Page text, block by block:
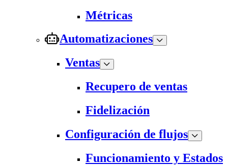
Métricas
Automatizaciones
Ventas
Recupero de ventas
Fidelización
Configuración de flujos
Funcionamiento y Estados